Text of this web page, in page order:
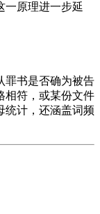
一原理进一步延
罪书是否确为被告
相符，或某份文件
统计，还涵盖词频